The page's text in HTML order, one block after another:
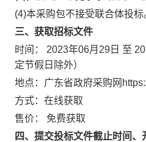
(4)本采购包不接受联合体投标
三、获取招标文件
时间：
2023年06月29日 至
定节假日除外）
地点： 广东省政府采购网
方式： 在线获取
售价：
免费获取
四、提交投标文件截止时间、